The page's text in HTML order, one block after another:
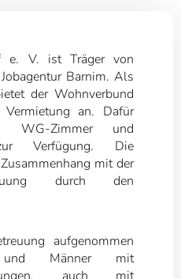
e. V. ist Träger von
Barnim. Als
der Wohnverbund
an. Dafür
WG-Zimmer und
Verfügung. Die
mit der
durch den
aufgenommen
Männer mit